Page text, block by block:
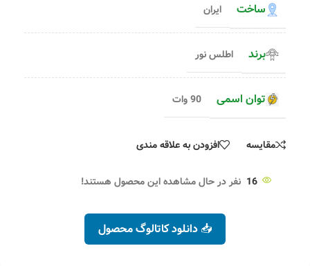
ساخت ایران
برند اطلس نور
توان اسمی 90 وات
مقایسه افزودن به علاقه مندی
16 نفر در حال مشاهده این محصول هستند!
📥 دانلود کاتالوگ محصول